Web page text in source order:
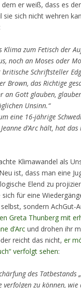
er weiß, dass es
sie sich nicht wehren
Klima zum Fetisch der
noch an Moses oder
Schriftsteller
Brown, das Richtige
an Gott glauben,
Unsinn.“
eine 16-jährige
d’Arc hält, hat das
Klimawandel als
ist, dass man eine
Elend zu
für eine
selbst, sondern AchGut-
Greta Thunberg mit
d’Arc und drohen ihr
reicht das nicht, er
verfolgt sehen:
des Tatbestands
verfolgen zu können,